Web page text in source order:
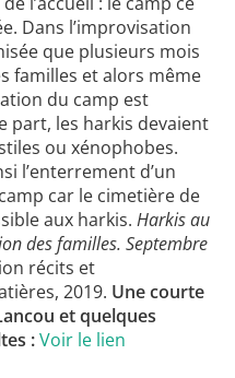
Dans l’improvisation
que plusieurs mois
familles et alors même
du camp est
part, les harkis devaient
ou xénophobes.
l’enterrement d’un
car le cimetière de
aux harkis.Harkis au
des familles. Septembre
récits et
2019. Une courte
et quelques
:Voir le lien